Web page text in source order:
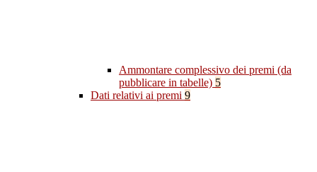
Ammontare complessivo dei premi (da
pubblicare in tabelle) 5
Dati relativi ai premi 9